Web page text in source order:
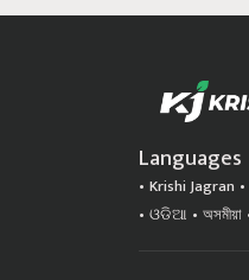
Languages
Krishi Jagran
ଓଡିଆ
অসমীয়া